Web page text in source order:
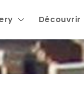
principal